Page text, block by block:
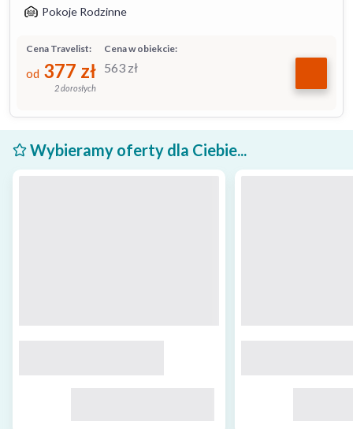
Pokoje Rodzinne
Cena w obiekcie:
563 zł
Cena Travelist:
od 377 zł
2 dorosłych
Wybieramy oferty dla Ciebie...